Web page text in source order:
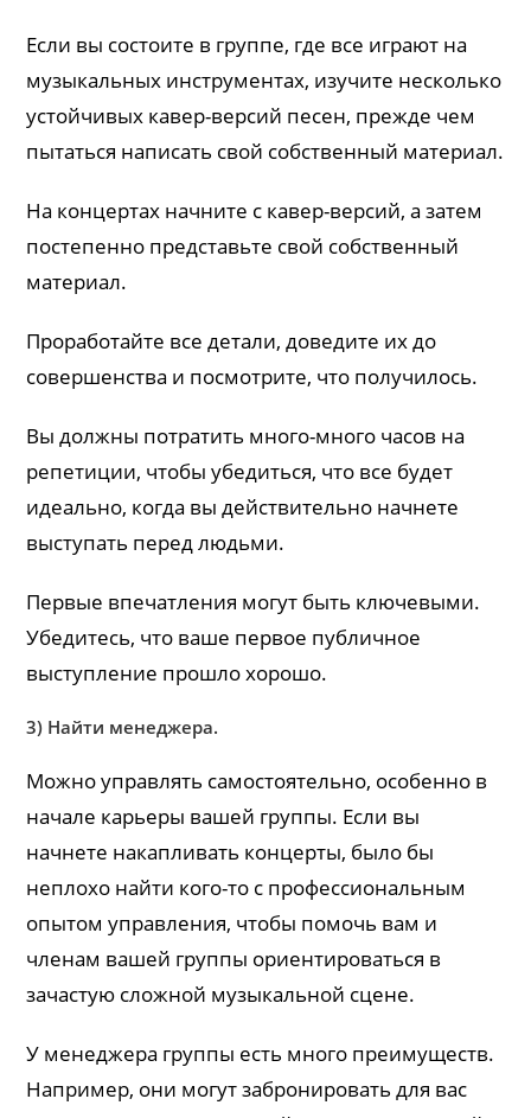
Если вы состоите в группе, где все играют на
музыкальных инструментах, изучите несколько
устойчивых кавер-версий песен, прежде чем
пытаться написать свой собственный материал.
На концертах начните с кавер-версий, а затем
постепенно представьте свой собственный
материал.
Проработайте все детали, доведите их до
совершенства и посмотрите, что получилось.
Вы должны потратить много-много часов на
репетиции, чтобы убедиться, что все будет
идеально, когда вы действительно начнете
выступать перед людьми.
Первые впечатления могут быть ключевыми.
Убедитесь, что ваше первое публичное
выступление прошло хорошо.
3) Найти менеджера.
Можно управлять самостоятельно, особенно в
начале карьеры вашей группы. Если вы
начнете накапливать концерты, было бы
неплохо найти кого-то с профессиональным
опытом управления, чтобы помочь вам и
членам вашей группы ориентироваться в
зачастую сложной музыкальной сцене.
У менеджера группы есть много преимуществ.
Например, они могут забронировать для вас